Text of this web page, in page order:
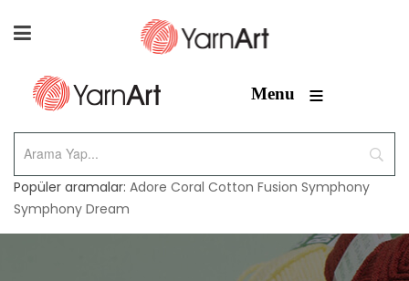
Menu ≡
Popüler aramalar: Adore Coral Cotton Fusion Symphony
Symphony Dream